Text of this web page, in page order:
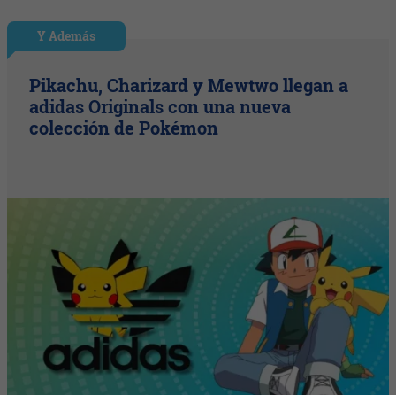
Y Además
Pikachu, Charizard y Mewtwo llegan a
adidas Originals con una nueva
colección de Pokémon